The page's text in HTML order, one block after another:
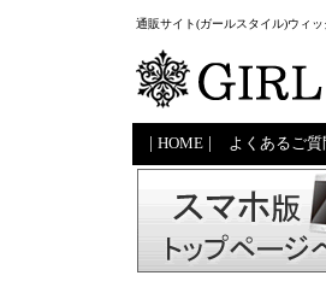
通販サイト(ガールスタイル)ウィ
HOME よくあるご質